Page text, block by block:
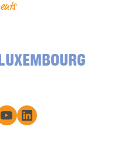
LinkedIn